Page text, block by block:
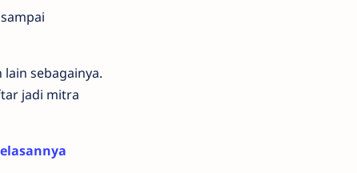
sebagainya.
jadi mitra